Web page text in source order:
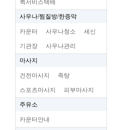
퀵서비스택배
사우나/찜질방/한증막
카운터 사우나청소 세신
기관장 사우나관리
마사지
건전마사지 족탕
스포츠마사지 피부마사지
주유소
카운터안내